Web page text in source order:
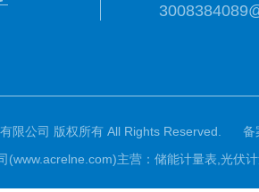
限公司 版权所有 All Rights Reserved.
备
(www.acrelne.com)主营：储能计量表,光伏